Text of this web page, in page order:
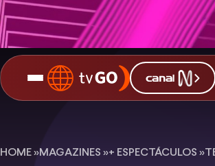
+
HOME »MAGAZINES »+ ESPECTÁCULOS »